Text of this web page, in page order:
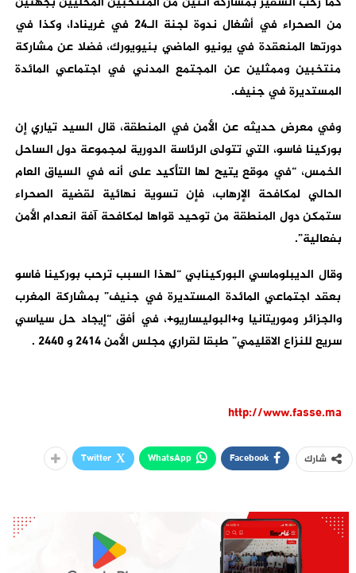
من الصحراء في أشغال ندوة لجنة الـ24 في غرينادا، وكذا في
دورتها المنعقدة في يونيو الماضي بنيويورك، فضلا عن مشاركة
منتخبين وممثلين عن المجتمع المدني في اجتماعي المائدة
المستديرة في جنيف.
وفي معرض حديثه عن الأمن في المنطقة، قال السيد تياري إن
بوركينا فاسو، التي تتولى الرئاسة الدورية لمجموعة دول الساحل
الخمس، “في موقع يتيح لها التأكيد على أنه في السياق العام
الحالي لمكافحة الإرهاب، فإن تسوية نهائية لقضية الصحراء
ستمكن دول المنطقة من توحيد قواها لمكافحة آفة انعدام الأمن
بفعالية”.
وقال الديبلوماسي البوركينابي “لهذا السبب ترحب بوركينا فاسو
بعقد اجتماعي المائدة المستديرة في جنيف” بمشاركة المغرب
والجزائر وموريتانيا و+البوليساريو+، في أفق “إيجاد حل سياسي
سريع للنزاع الاقليمي” طبقا لقراري مجلس الأمن 2414 و 2440 .
http://www.fasse.ma
شارك Facebook
WhatsApp
Twitter